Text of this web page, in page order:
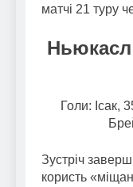
матчі 21 туру
Ньюкасл
Голи: Ісак,
Зустріч
користь